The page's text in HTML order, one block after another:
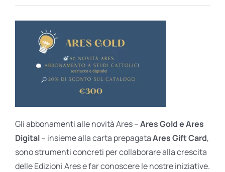
Gli abbonamenti alle novità Ares –Ares Gold e Ares
Digital– insieme alla carta prepagataAres Gift Card,
sono strumenti concreti per collaborare alla crescita
delle Edizioni Ares e far conoscere le nostre iniziative.